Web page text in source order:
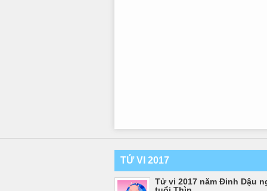
TỬ VI 2017
Tử vi 2017 năm Đinh Dậu